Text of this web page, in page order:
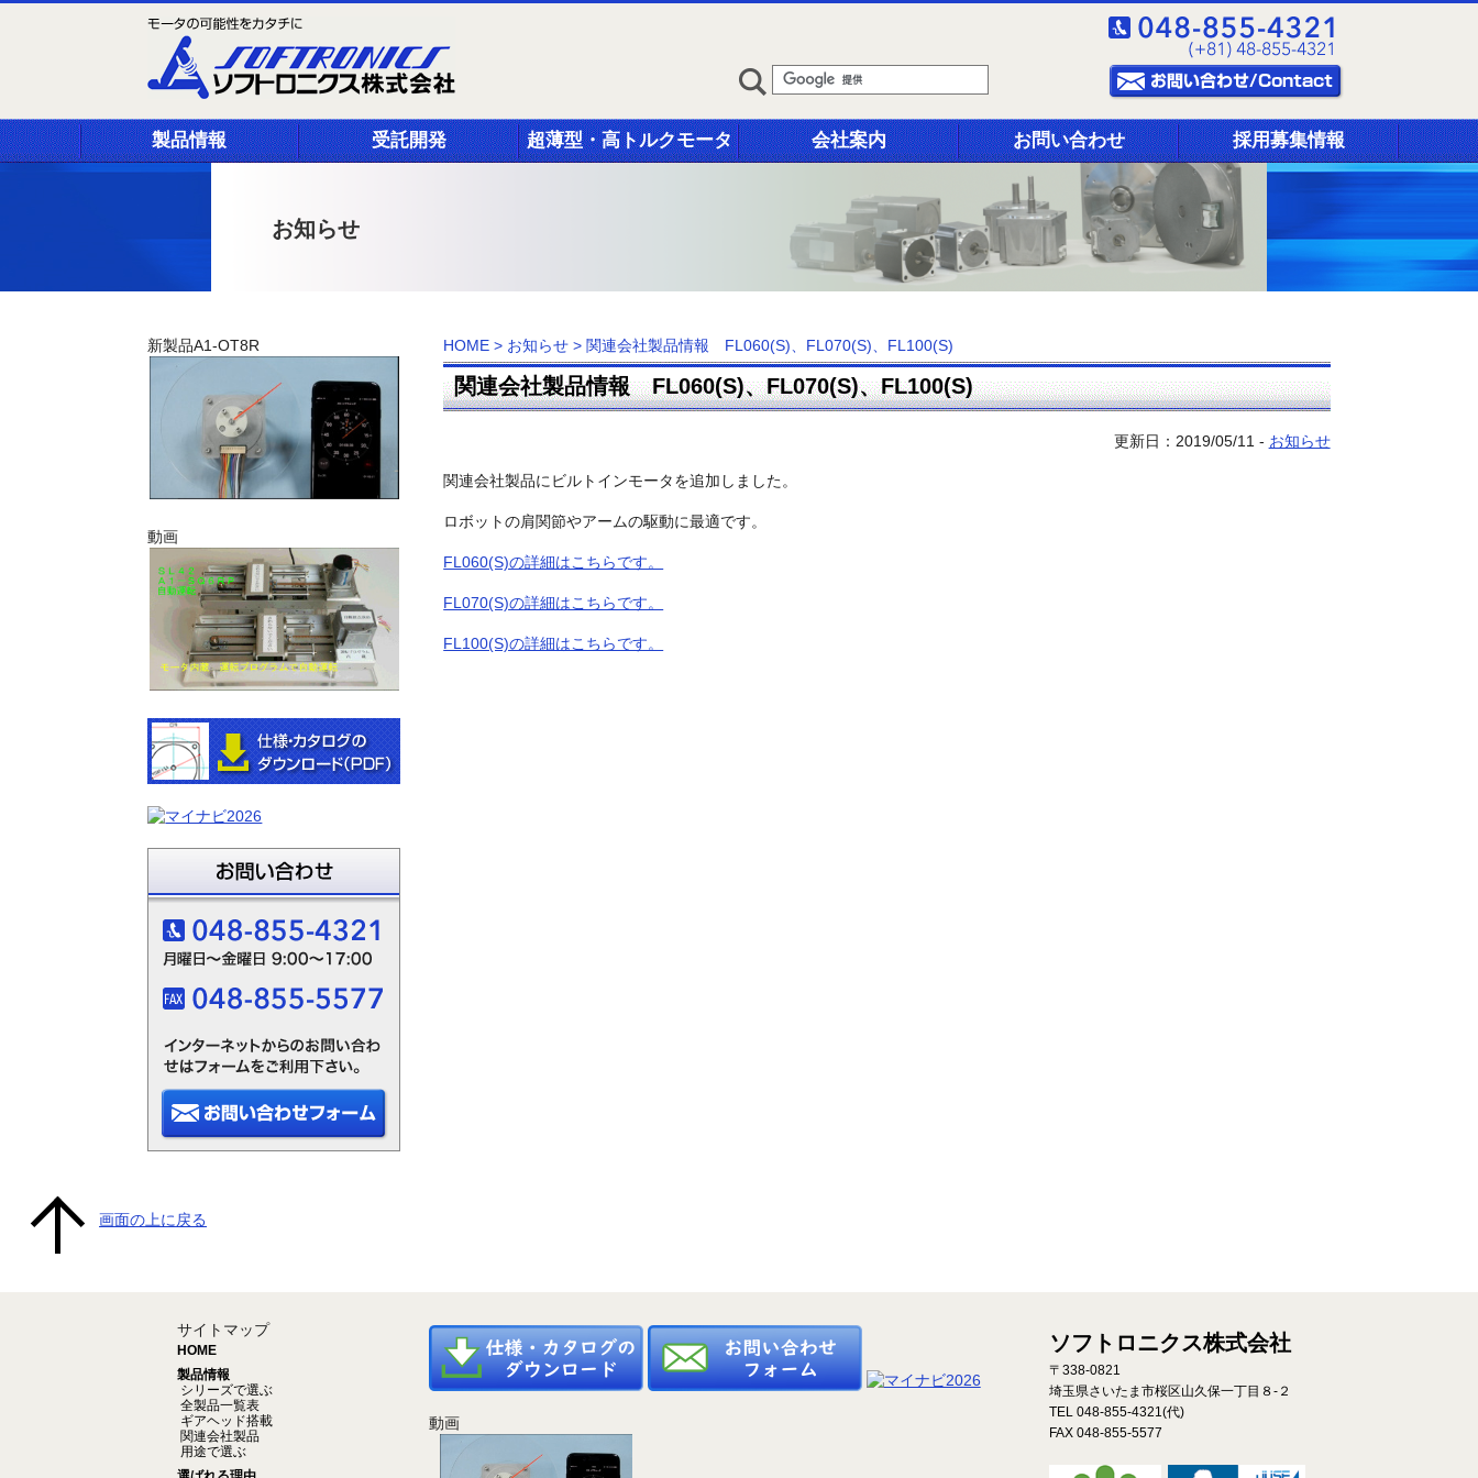
製品情報 受託開発 超薄型・高トルクモータ 会社案内 お問い合わせ 採用募集情報
お知らせ
新製品A1-OT8R
動画
HOME > お知らせ > 関連会社製品情報 FL060(S)、FL070(S)、FL100(S)
関連会社製品情報 FL060(S)、FL070(S)、FL100(S)
更新日：2019/05/11 - お知らせ
関連会社製品にビルトインモータを追加しました。
ロボットの肩関節やアームの駆動に最適です。
FL060(S)の詳細はこちらです。
FL070(S)の詳細はこちらです。
FL100(S)の詳細はこちらです。
画面の上に戻る
サイトマップ
HOME
製品情報
シリーズで選ぶ
全製品一覧表
ギアヘッド搭載
関連会社製品
用途で選ぶ
動画
ソフトロニクス株式会社
〒338-0821
埼玉県さいたま市桜区山久保一丁目８-２
TEL 048-855-4321(代)
FAX 048-855-5577